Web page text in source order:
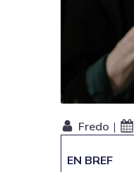
Fredo |
EN BREF